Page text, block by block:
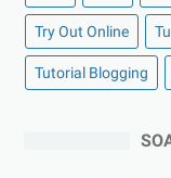
Try Out Online
Tutorial Blogging